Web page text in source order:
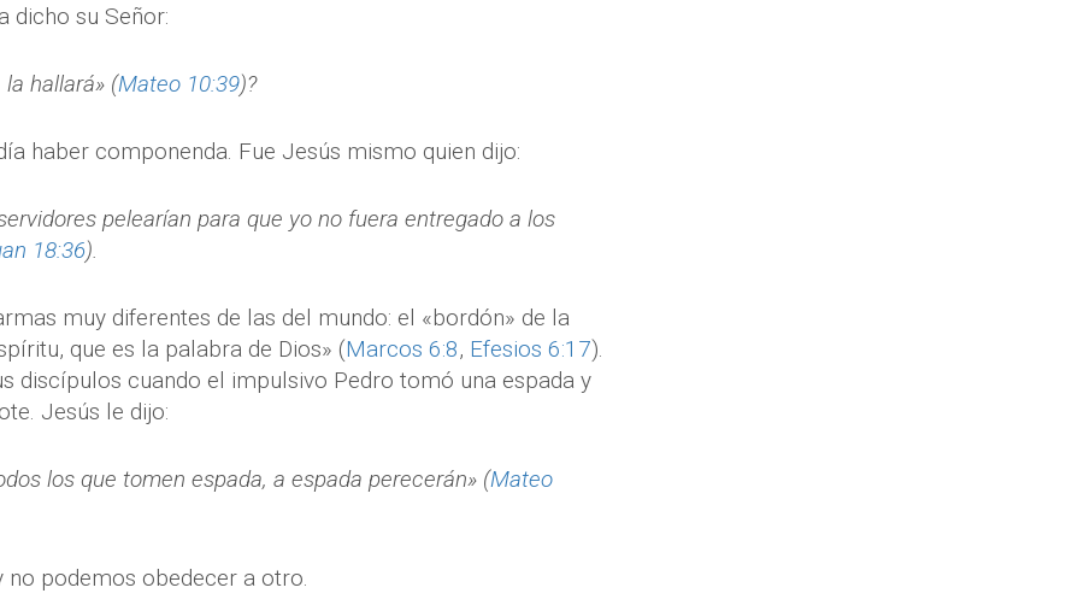
dicho su Señor:
hallará» (Mateo 10:39)?
haber componenda. Fue Jesús mismo quien dijo:
pelearían para que yo no fuera entregado a los
18:36).
muy diferentes de las del mundo: el «bordón» de la
que es la palabra de Dios» (Marcos 6:8, Efesios 6:17).
discípulos cuando el impulsivo Pedro tomó una espada y
Jesús le dijo:
los que tomen espada, a espada perecerán» (Mateo
no podemos obedecer a otro.